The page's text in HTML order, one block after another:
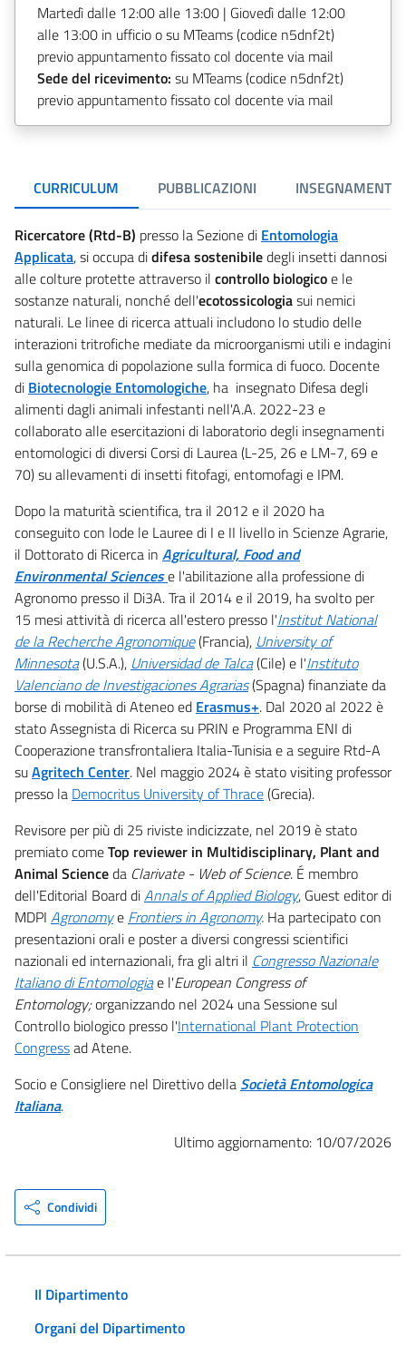
Martedì dalle 12:00 alle 13:00 | Giovedì dalle 12:00
alle 13:00 in ufficio o su MTeams (codice n5dnf2t)
previo appuntamento fissato col docente via mail
Sede del ricevimento: su MTeams (codice n5dnf2t)
previo appuntamento fissato col docente via mail
CURRICULUM PUBBLICAZIONI INSEGNAMENTI
Ricercatore (Rtd-B) presso la Sezione di Entomologia
Applicata, si occupa didifesa sostenibiledegli insetti dannosi
alle colture protette attraverso il controllo biologicoe le
sostanze naturali, nonché dell'ecotossicologiasui nemici
naturali. Le linee di ricerca attuali includono lo studio delle
interazioni tritrofiche mediate da microorganismi utili e indagini
sulla genomica di popolazione sulla formica di fuoco. Docente
di Biotecnologie Entomologiche, ha insegnato Difesa degli
alimenti dagli animali infestanti nell'A.A. 2022-23 e
collaborato alle esercitazioni di laboratorio degli insegnamenti
entomologici di diversi Corsi di Laurea (L-25, 26 e LM-7, 69 e
70) su allevamenti di insetti fitofagi, entomofagi e IPM.
Dopo la maturità scientifica, tra il 2012 e il 2020 ha
conseguito con lode le Lauree di I e II livello in Scienze Agrarie,
il Dottorato di Ricerca in Agricultural, Food and
Environmental Sciencese l'abilitazione alla professione di
Agronomo presso il Di3A. Tra il 2014 e il 2019, ha svolto per
15 mesi attività di ricerca all'estero presso l'Institut National
de la Recherche Agronomique(Francia), University of
Minnesota(U.S.A.), Universidad de Talca(Cile) e l'Instituto
Valenciano de Investigaciones Agrarias(Spagna) finanziate da
borse di mobilità di Ateneo ed Erasmus+. Dal 2020 al 2022 è
stato Assegnista di Ricerca su PRIN e Programma ENI di
Cooperazione transfrontaliera Italia-Tunisia e a seguire Rtd-A
suAgritech Center. Nel maggio 2024 è stato visiting professor
presso la Democritus University of Thrace(Grecia).
Revisore per più di 25 riviste indicizzate, nel 2019 è stato
premiato comeTop reviewer in Multidisciplinary, Plant and
Animal Scienceda Clarivate - Web of Science. É membro
dell'Editorial Board diAnnals of Applied Biology, Guest editor di
MDPI Agronomye Frontiers in Agronomy. Ha partecipato con
presentazioni orali e poster a diversi congressi scientifici
nazionali ed internazionali, fra gli altri il Congresso Nazionale
Italiano di Entomologiae l'European Congress of
Entomology;organizzando nel 2024 una Sessione sul
Controllo biologico presso l'International Plant Protection
Congressad Atene.
Socio e Consigliere nel Direttivo della Società Entomologica
Italiana.
Ultimo aggiornamento: 10/07/2026
Condividi
Il Dipartimento
Organi del Dipartimento